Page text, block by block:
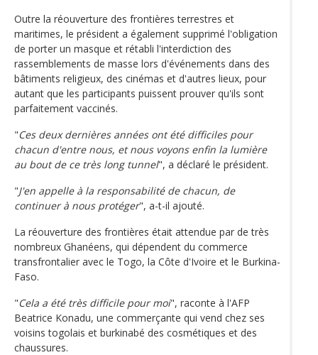
Outre la réouverture des frontières terrestres et
maritimes, le président a également supprimé l'obligation
de porter un masque et rétabli l'interdiction des
rassemblements de masse lors d'événements dans des
bâtiments religieux, des cinémas et d'autres lieux, pour
autant que les participants puissent prouver qu'ils sont
parfaitement vaccinés.
"Ces deux dernières années ont été difficiles pour
chacun d'entre nous, et nous voyons enfin la lumière
au bout de ce très long tunnel", a déclaré le président.
"J'en appelle à la responsabilité de chacun, de
continuer à nous protéger", a-t-il ajouté.
La réouverture des frontières était attendue par de très
nombreux Ghanéens, qui dépendent du commerce
transfrontalier avec le Togo, la Côte d'Ivoire et le Burkina-
Faso.
"Cela a été très difficile pour moi", raconte à l'AFP
Beatrice Konadu, une commerçante qui vend chez ses
voisins togolais et burkinabé des cosmétiques et des
chaussures.